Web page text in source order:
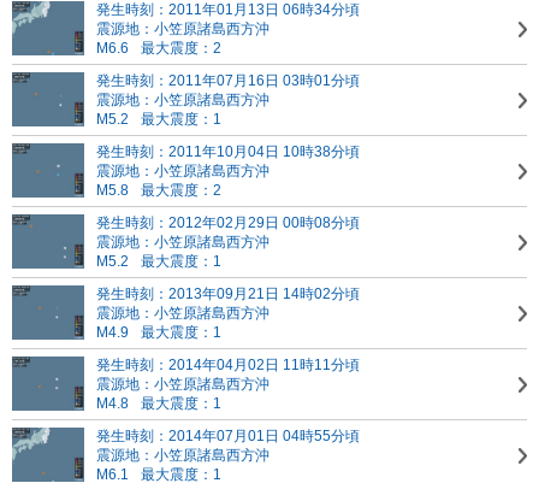
発生時刻：2011年01月13日 06時34分頃
震源地：小笠原諸島西方沖
M6.6
最大震度：2
発生時刻：2011年07月16日 03時01分頃
震源地：小笠原諸島西方沖
M5.2
最大震度：1
発生時刻：2011年10月04日 10時38分頃
震源地：小笠原諸島西方沖
M5.8
最大震度：2
発生時刻：2012年02月29日 00時08分頃
震源地：小笠原諸島西方沖
M5.2
最大震度：1
発生時刻：2013年09月21日 14時02分頃
震源地：小笠原諸島西方沖
M4.9
最大震度：1
発生時刻：2014年04月02日 11時11分頃
震源地：小笠原諸島西方沖
M4.8
最大震度：1
発生時刻：2014年07月01日 04時55分頃
震源地：小笠原諸島西方沖
M6.1
最大震度：1